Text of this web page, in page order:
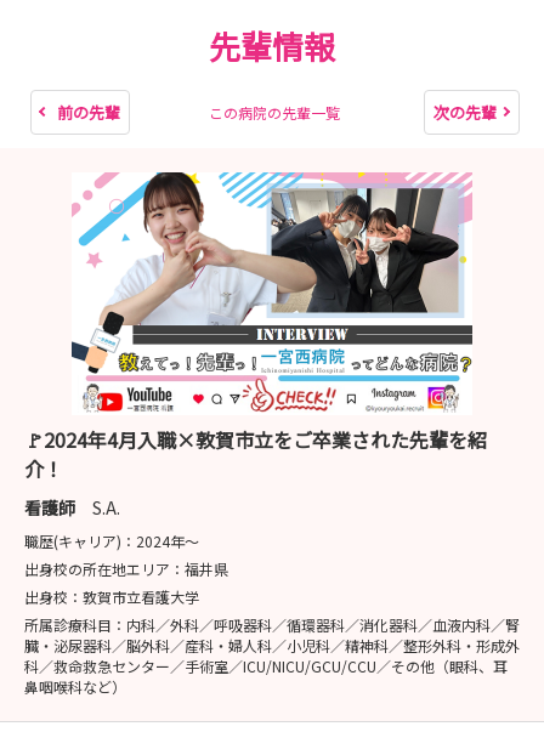
能を高め、一宮尾張西部地域の拠点病院として尽力してい
2023年には「南館」が完成し病院機能を大幅に拡大させ
（病床数465床→801床へ）地域医療へ貢献します！
＼みなさんのご参加★お待ちしています／
先輩情報
前の先輩 この病院の先輩一覧 次の先輩
🚩2024年4月入職×敦賀市立をご卒業された先輩を紹
介！
看護師 S.A.
職歴(キャリア)： 2024年〜
出身校の所在地エリア： 福井県
出身校： 敦賀市立看護大学
所属診療科目： 内科／外科／呼吸器科／循環器科／消化器科／血液内科／腎
臓・泌尿器科／脳外科／産科・婦人科／小児科／精神科／整形外科・形成外
科／救命救急センター／手術室／ICU/NICU/GCU/CCU／その他（眼科、耳
鼻咽喉科など）